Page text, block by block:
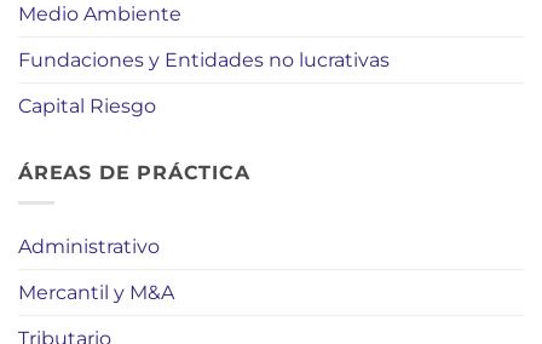
Medio Ambiente
Fundaciones y Entidades no lucrativas
Capital Riesgo
ÁREAS DE PRÁCTICA
Administrativo
Mercantil y M&A
Tributario